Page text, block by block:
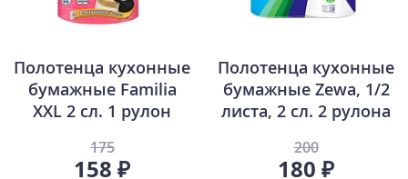
Полотенца кухонные
бумажные Familia
XXL 2 сл. 1 рулон
175
158 ₽
Полотенца кухонные
бумажные Zewa, 1/2
листа, 2 сл. 2 рулона
200
180 ₽